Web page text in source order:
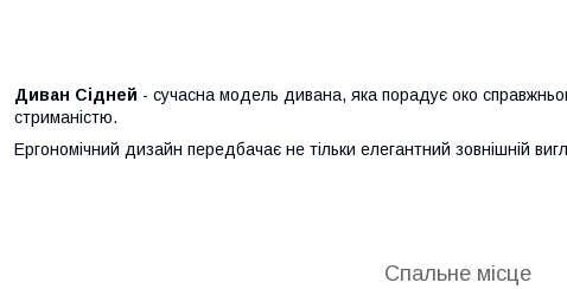
Диван Сідней - сучасна модель дивана, яка порадує око
стриманістю.
Ергономічний дизайн передбачає не тільки елегантний зовнішній
Спальне місце